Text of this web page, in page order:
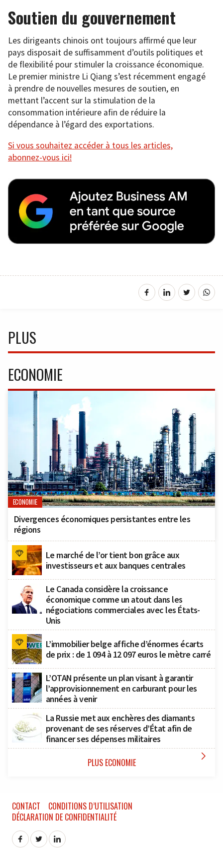
Soutien du gouvernement
Les dirigeants chinois ont toujours affirmé que leur
pays disposait de suffisamment d’outils politiques et
de flexibilité pour stimuler la croissance économique.
Le premier ministre Li Qiang s’est récemment engagé
à prendre de nouvelles mesures de soutien, en
mettant l’accent sur la stimulation de la
consommation intérieure afin de réduire la
dépendance à l’égard des exportations.
Si vous souhaitez accéder à tous les articles,
abonnez-vous ici!
PLUS
ECONOMIE
ECONOMIE
Divergences économiques persistantes entre les
régions
Le marché de l’or tient bon grâce aux
investisseurs et aux banques centrales
Le Canada considère la croissance
économique comme un atout dans les
négociations commerciales avec les États-
Unis
L’immobilier belge affiche d’énormes écarts
de prix : de 1 094 à 12 097 euros le mètre carré
L’OTAN présente un plan visant à garantir
l’approvisionnement en carburant pour les
années à venir
La Russie met aux enchères des diamants
provenant de ses réserves d’État afin de
financer ses dépenses militaires
PLUS ECONOMIE 
CONTACT
CONDITIONS D’UTILISATION
DÉCLARATION DE CONFIDENTIALITÉ